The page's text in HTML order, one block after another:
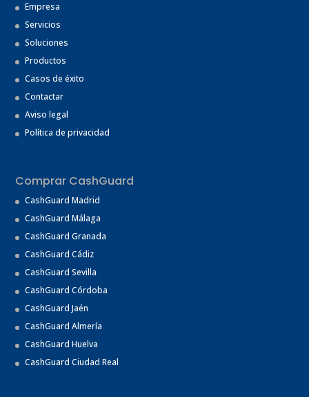
Empresa
Servicios
Soluciones
Productos
Casos de éxito
Contactar
Aviso legal
Política de privacidad
Comprar CashGuard
CashGuard Madrid
CashGuard Málaga
CashGuard Granada
CashGuard Cádiz
CashGuard Sevilla
CashGuard Córdoba
CashGuard Jaén
CashGuard Almería
CashGuard Huelva
CashGuard Ciudad Real